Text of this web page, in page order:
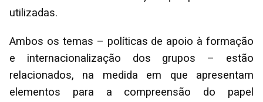
utilizadas.
Ambos os temas – políticas de apoio à formação
e internacionalização dos grupos – estão
relacionados, na medida em que apresentam
elementos para a compreensão do papel